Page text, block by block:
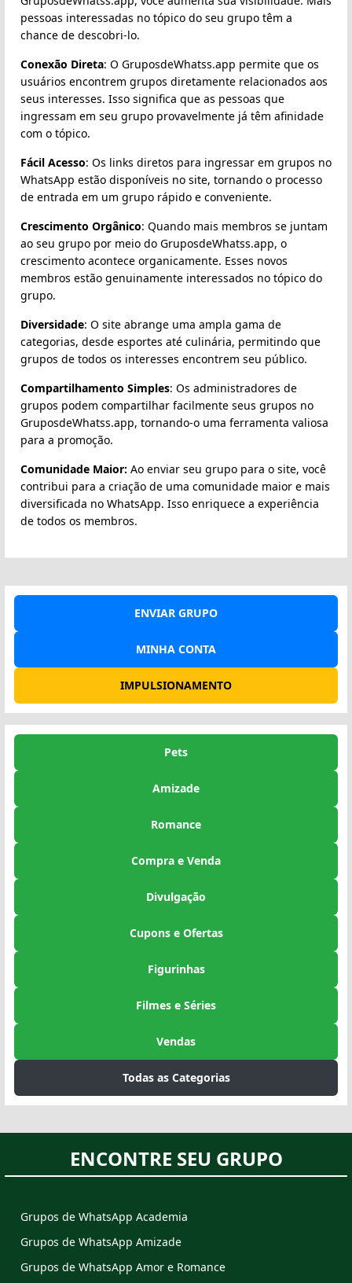
pessoas interessadas no tópico do seu grupo têm a
chance de descobri-lo.
Conexão Direta: O GruposdeWhatss.app permite que os
usuários encontrem grupos diretamente relacionados aos
seus interesses. Isso significa que as pessoas que
ingressam em seu grupo provavelmente já têm afinidade
com o tópico.
Fácil Acesso: Os links diretos para ingressar em grupos no
WhatsApp estão disponíveis no site, tornando o processo
de entrada em um grupo rápido e conveniente.
Crescimento Orgânico: Quando mais membros se juntam
ao seu grupo por meio do GruposdeWhatss.app, o
crescimento acontece organicamente. Esses novos
membros estão genuinamente interessados no tópico do
grupo.
Diversidade: O site abrange uma ampla gama de
categorias, desde esportes até culinária, permitindo que
grupos de todos os interesses encontrem seu público.
Compartilhamento Simples: Os administradores de
grupos podem compartilhar facilmente seus grupos no
GruposdeWhatss.app, tornando-o uma ferramenta valiosa
para a promoção.
Comunidade Maior: Ao enviar seu grupo para o site, você
contribui para a criação de uma comunidade maior e mais
diversificada no WhatsApp. Isso enriquece a experiência
de todos os membros.
ENVIAR GRUPO
MINHA CONTA
IMPULSIONAMENTO
Pets
Amizade
Romance
Compra e Venda
Divulgação
Cupons e Ofertas
Figurinhas
Filmes e Séries
Vendas
Todas as Categorias
ENCONTRE SEU GRUPO
Grupos de WhatsApp Academia
Grupos de WhatsApp Amizade
Grupos de WhatsApp Amor e Romance